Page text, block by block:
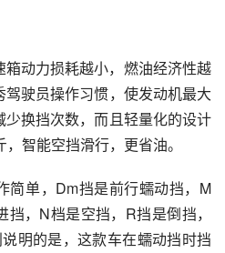
动力损耗越小，燃油经济性越
驶员操作习惯，使发动机最大
换挡次数，而且轻量化的设计
智能空挡滑行，更省油。
简单，Dm挡是前行蠕动挡，M
，N档是空挡，R挡是倒挡，
明的是，这款车在蠕动挡时挡